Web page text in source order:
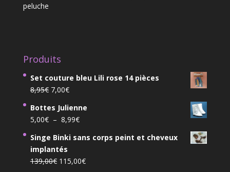
peluche
Produits
Set couture bleu Lili rose 14 pièces
8,95€ Le
initial
était :
8,95€.
7,00€Le
actuel
est :
7,00€.
Bottes Julienne
5,00€ – 8,99€Plage
prix :
à
Singe Binki sans corps peint et cheveux
implantés
139,00€ Le
115,00€Le